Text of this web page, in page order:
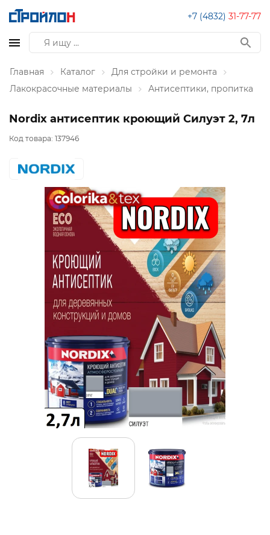
+7 (4832) 31-77-77
Главная Каталог
Для стройки и ремонта
Лакокрасочные материалы
Антисептики, пропитка
Nordix антисептик кроющий Силуэт 2, 7л
Код товара: 137946